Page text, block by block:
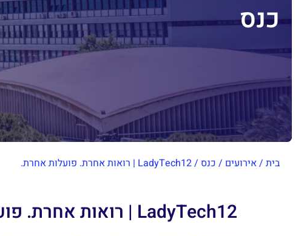
כנס
בית /אירועים / כנס /LadyTech12 | רואות אחרת. פועלות אחרת.
LadyTech12 | רואות אחרת. פועלות אחרת.